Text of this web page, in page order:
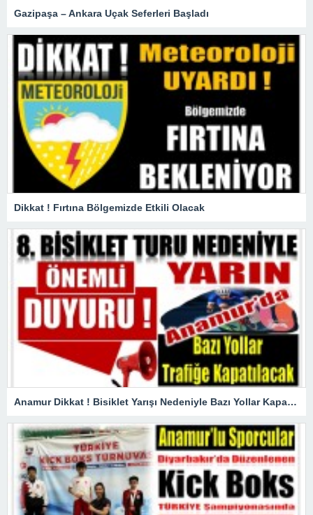
Gazipaşa – Ankara Uçak Seferleri Başladı
Dikkat ! Fırtına Bölgemizde Etkili Olacak
Anamur Dikkat ! Bisiklet Yarışı Nedeniyle Bazı Yollar Kapanacak